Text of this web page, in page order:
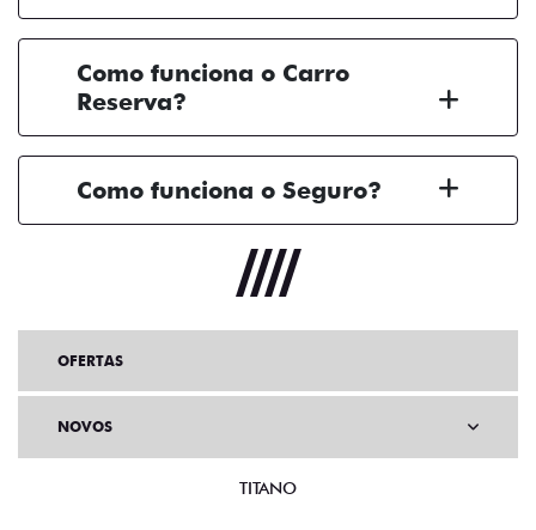
Como funciona o Carro
Reserva?
Como funciona o Seguro?
OFERTAS
NOVOS
TITANO